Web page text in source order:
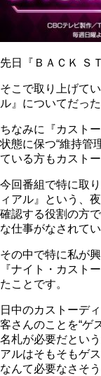
先日『ＢＡＣＫ Ｓ
そこで取り上げて
ル』についてだった
ちなみに『カスト
状態に保つ“維持管
ている方もカスト
今回番組で特に取
ィアル』という、
確認する役割の方
な仕事がなされて
その中で特に私が
『ナイト・カスト
たことです。
日中のカストーデ
客さんのことを“ゲ
名札が必要だとい
アルはそもそもゲ
なんて必要なさそう